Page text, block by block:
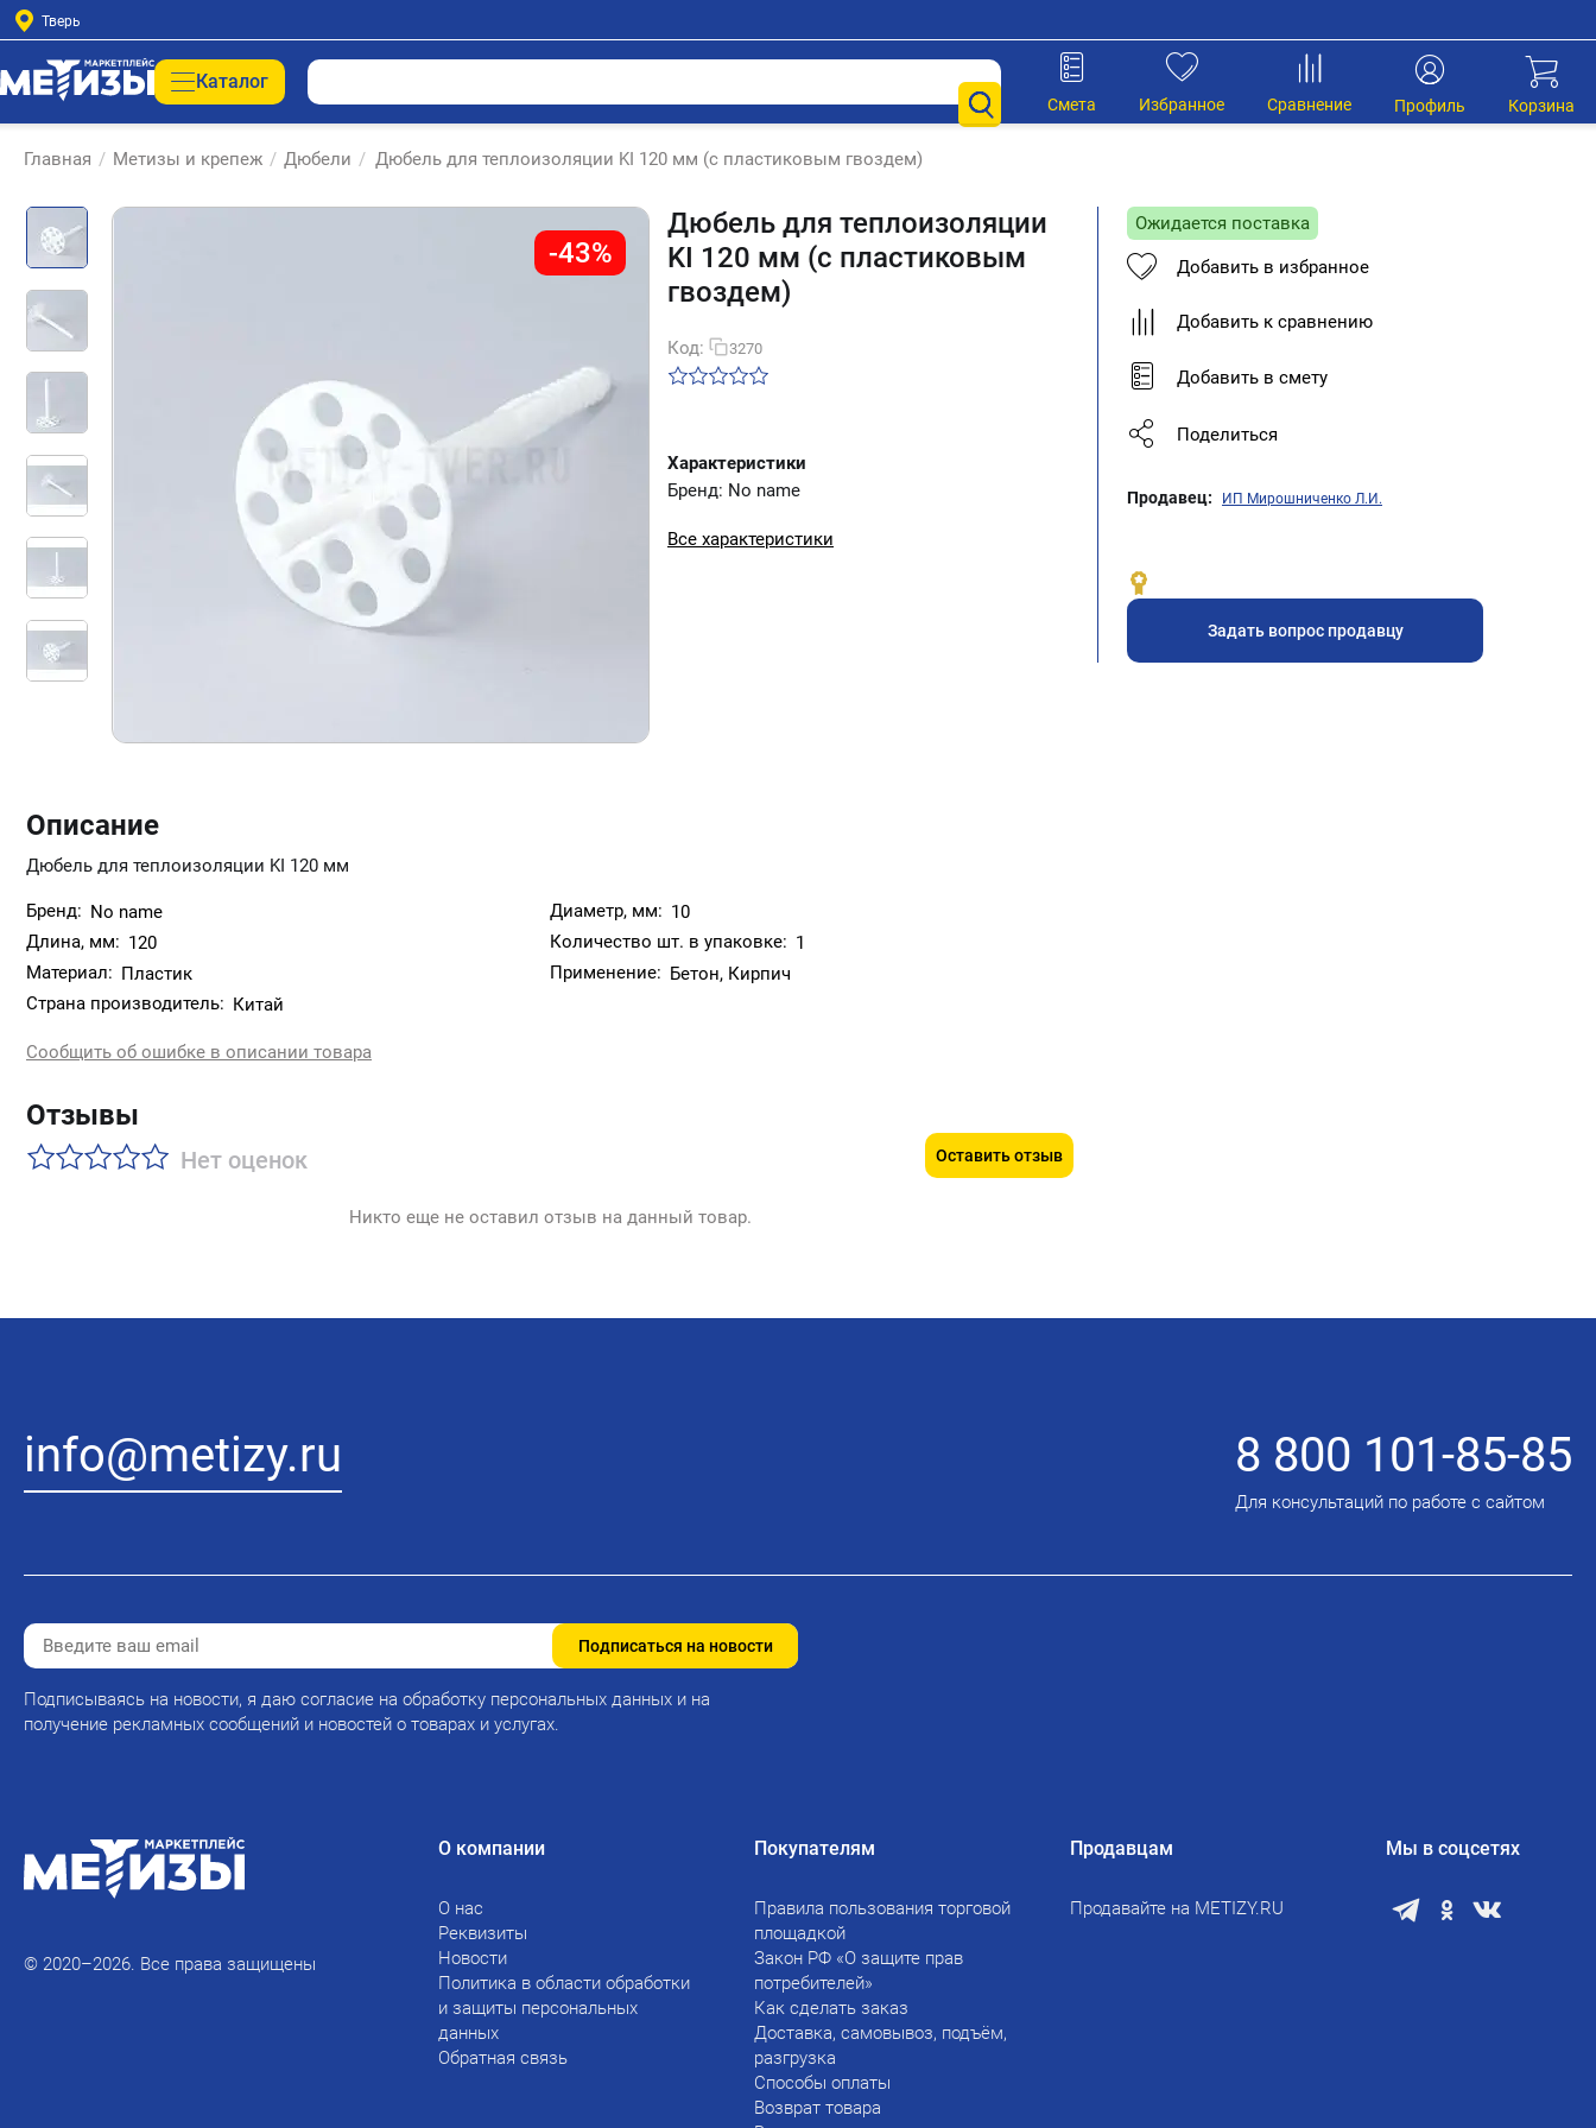
Тверь
Каталог
Корзина
Профиль
Сравнение
Избранное
Смета
Главная / Метизы и крепеж / Дюбели / Дюбель для теплоизоляции KI 120 мм (с пластиковым гвоздем)
-43%
Дюбель для теплоизоляции
KI 120 мм (с пластиковым
гвоздем)
Код: 3270
Характеристики
Бренд: No name
Все характеристики
Описание
Дюбель для теплоизоляции KI 120 мм
Бренд: No name Диаметр, мм: 10
Длина, мм: 120 Количество шт. в упаковке: 1
Материал: Пластик Применение: Бетон, Кирпич
Страна производитель: Китай
Сообщить об ошибке в описании товара
Отзывы
Нет оценок Оставить отзыв
Никто еще не оставил отзыв на данный товар.
Ожидается поставка
Добавить в избранное
Добавить к сравнению
Добавить в смету
Поделиться
Продавец: ИП Мирошниченко Л.И.
Задать вопрос продавцу
info@metizy.ru 8 800 101-85-85
Для консультаций по работе с сайтом
Подписаться на новости
Подписываясь на новости, я даю согласие на обработку персональных данных и на
получение рекламных сообщений и новостей о товарах и услугах.
© 2020–2026. Все права защищены
О компании
О нас
Реквизиты
Новости
Политика в области обработки
и защиты персональных
данных
Обратная связь
Покупателям
Правила пользования торговой
площадкой
Закон РФ «О защите прав
потребителей»
Как сделать заказ
Доставка, самовывоз, подъём,
разгрузка
Способы оплаты
Возврат товара
Продавцам
Продавайте на METIZY.RU
Мы в соцсетях